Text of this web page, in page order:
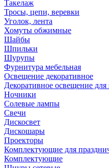
Такелаж
Тросы, цепи, веревки
Уголок, лента
Хомуты обжимные
Шайбы
Шпильки
Шурупы
Фурнитура мебельная
Освещение декоративное
Декоративное освещение для
Ночники
Солевые лампы
Свечи
Дискосвет
Дискошары
Проекторы
Комплектующие для
Комплектующие